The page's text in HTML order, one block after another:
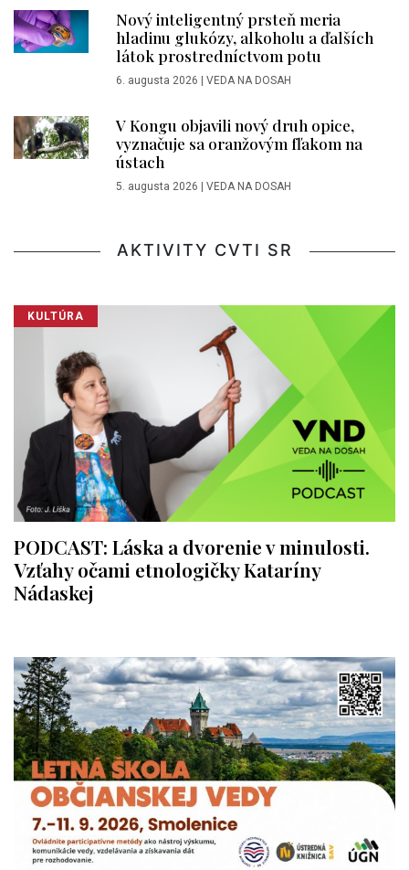
Nový inteligentný prsteň meria
hladinu glukózy, alkoholu a ďalších
látok prostredníctvom potu
6. augusta 2026 VEDA NA DOSAH
V Kongu objavili nový druh opice,
vyznačuje sa oranžovým fľakom na
ústach
5. augusta 2026 VEDA NA DOSAH
AKTIVITY CVTI SR
KULTÚRA
PODCAST: Láska a dvorenie v minulosti.
Vzťahy očami etnologičky Kataríny
Nádaskej